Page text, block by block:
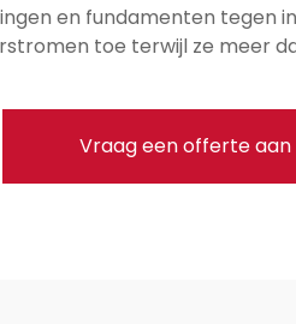
en fundamenten tegen
toe terwijl ze meer
Vraag een offerte aan